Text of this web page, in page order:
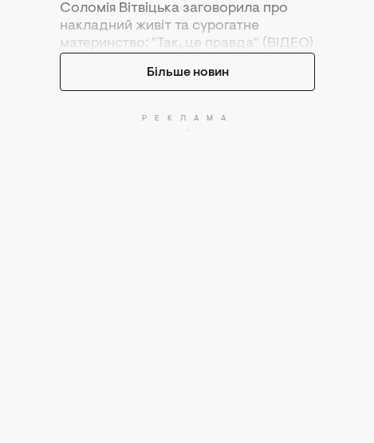
Соломія Вітвіцька заговорила про
накладний живіт та сурогатне
материнство: "Так, це правда" (ВІДЕО)
Більше новин